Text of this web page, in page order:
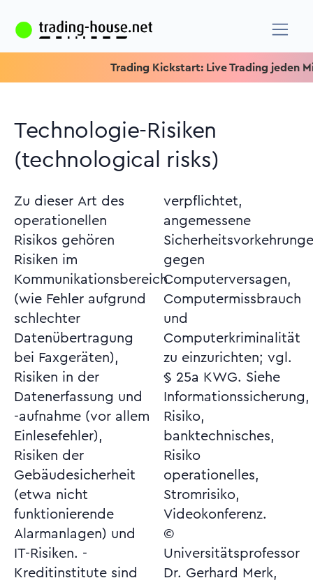
Trading Kickstart: Live Trading jeden
Technologie-Risiken
(technological risks)
Zu dieser Art des
operationellen
Risikos gehören
Risiken im
Kommunikationsbereich
(wie Fehler aufgrund
schlechter
Datenübertragung
bei Faxgeräten),
Risiken in der
Datenerfassung und
-aufnahme (vor allem
Einlesefehler),
Risiken der
Gebäudesicherheit
(etwa nicht
funktionierende
Alarmanlagen) und
IT-Risiken. -
Kreditinstitute sind
verpflichtet,
angemessene
Sicherheitsvorkehrungen
gegen
Computerversagen,
Computermissbrauch
und
Computerkriminalität
zu einzurichten; vgl.
§ 25a KWG. Siehe
Informationssicherung,
Risiko,
banktechnisches,
Risiko
operationelles,
Stromrisiko,
Videokonferenz.
©
Universitätsprofessor
Dr. Gerhard Merk,